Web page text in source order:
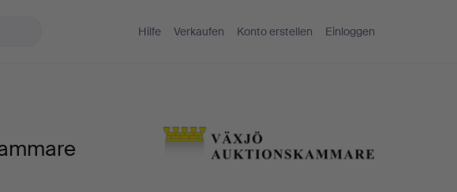
Hilfe Verkaufen Konto erstellen Einloggen